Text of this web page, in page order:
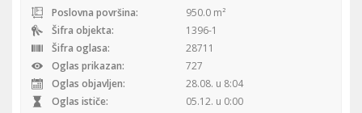
Poslovna površina:
950.0 m²
Šifra objekta:
1396-1
Šifra oglasa:
28711
Oglas prikazan:
727
Oglas objavljen:
28.08. u 8:04
Oglas ističe:
05.12. u 0:00